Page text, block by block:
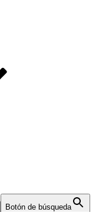
Botón de búsqueda